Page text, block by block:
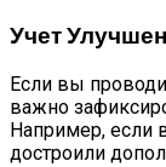
Учет
Если вы
важно
Например, если
достроили